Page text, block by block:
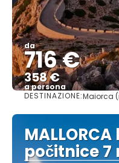
da
716 €
358 €
a persona
DESTINAZIONE:Maiorca
počitnice 7